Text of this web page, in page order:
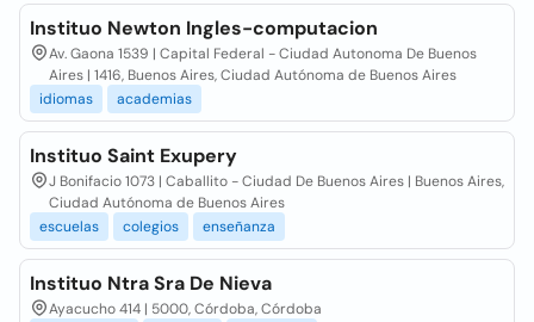
Instituo Newton Ingles-computacion
Av. Gaona 1539 | Capital Federal - Ciudad Autonoma De Buenos
Aires | 1416, Buenos Aires, Ciudad Autónoma de Buenos Aires
idiomas
academias
Instituo Saint Exupery
J Bonifacio 1073 | Caballito - Ciudad De Buenos Aires | Buenos Aires,
Ciudad Autónoma de Buenos Aires
escuelas
colegios enseñanza
Instituo Ntra Sra De Nieva
Ayacucho 414 | 5000, Córdoba, Córdoba